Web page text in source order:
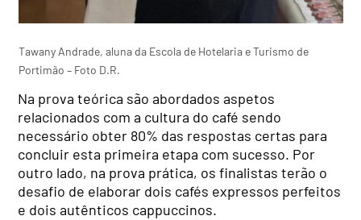
Tawany Andrade, aluna da Escola de Hotelaria e Turismo de
Portimão – Foto D.R.
Na prova teórica são abordados aspetos
relacionados com a cultura do café sendo
necessário obter 80% das respostas certas para
concluir esta primeira etapa com sucesso. Por
outro lado, na prova prática, os finalistas terão o
desafio de elaborar dois cafés expressos perfeitos
e dois autênticos cappuccinos.